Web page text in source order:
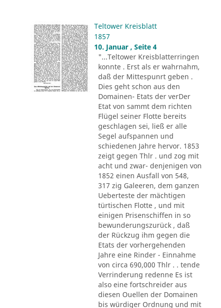
Teltower Kreisblatt
1857
10. Januar , Seite 4
"...Teltower Kreisblatterringen
konnte . Erst als er wahrnahm,
daß der Mittespunrt geben .
Dies geht schon aus den
Domainen- Etats der verDer
Etat von sammt dem richten
Flügel seiner Flotte bereits
geschlagen sei, ließ er alle
Segel aufspannen und
schiedenen Jahre hervor. 1853
zeigt gegen Thlr . und zog mit
acht und zwar- denjenigen von
1852 einen Ausfall von 548,
317 zig Galeeren, dem ganzen
Ueberteste der mächtigen
türtischen Flotte , und mit
einigen Prisenschiffen in so
bewunderungszurück , daß
der Rückzug ihm gegen die
Etats der vorhergehenden
Jahre eine Rinder - Einnahme
von circa 690,000 Thlr . . tende
Verrinderung redenne Es ist
also eine fortschreider aus
diesen Ouellen der Domainen
bis würdiger Ordnung und mit